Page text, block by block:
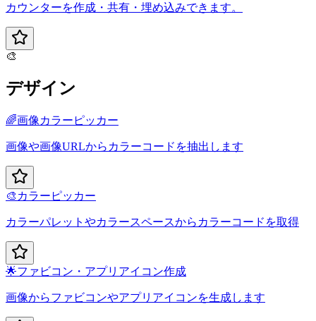
カウンターを作成・共有・埋め込みできます。
🎨
デザイン
🌈画像カラーピッカー
画像や画像URLからカラーコードを抽出します
🎨 カラーピッカー
カラーパレットやカラースペースからカラーコードを取得
🌟ファビコン・アプリアイコン作成
画像からファビコンやアプリアイコンを生成します